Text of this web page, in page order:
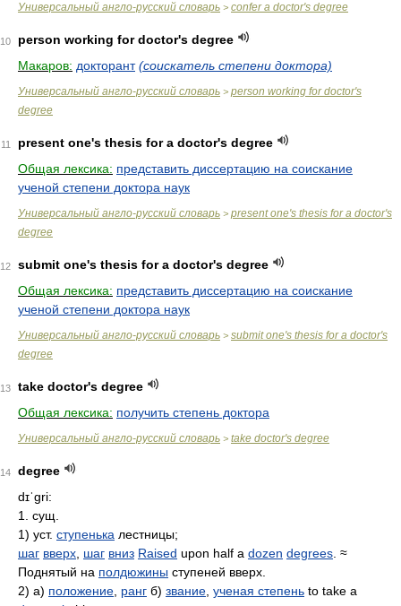
Универсальный англо-русский словарь > confer a doctor's degree
10
person working for doctor's degree
Макаров: докторант (соискатель степени доктора)
Универсальный англо-русский словарь > person working for doctor's
degree
11
present one's thesis for a doctor's degree
Общая лексика: представить диссертацию на соискание
ученой степени доктора наук
Универсальный англо-русский словарь > present one's thesis for a doctor's
degree
12
submit one's thesis for a doctor's degree
Общая лексика: представить диссертацию на соискание
ученой степени доктора наук
Универсальный англо-русский словарь > submit one's thesis for a doctor's
degree
13
take doctor's degree
Общая лексика: получить степень доктора
Универсальный англо-русский словарь > take doctor's degree
14
degree
dɪˈɡri:
1. сущ.
1) уст. ступенька лестницы;
шаг вверх шаг вниз Raised upon half a dozen degrees . ≈
Поднятый на полдюжины ступеней вверх.
2) а) положение ранг б) звание ученая степень to take a